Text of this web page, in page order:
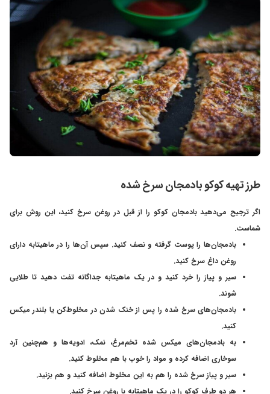
طرز تهیه کوکو بادمجان سرخ شده
اگر ترجیح می‌دهید بادمجان کوکو را از قبل در روغن سرخ کنید، این روش برای
شماست.
بادمجان‌ها را پوست گرفته و نصف کنید. سپس‌ آن‌ها را در ماهیتابه دارای
روغن داغ سرخ کنید.
سیر و پیاز را خرد کنید و در یک ماهیتابه جداگانه تفت دهید تا طلایی
شوند.
بادمجان‌های سرخ شده را پس از خنک شدن در مخلوط‌کن یا بلندر میکس
کنید.
به بادمجان‌های میکس شده تخم‌مرغ، نمک، ادویه‌ها و هم‌چنین آرد
سوخاری اضافه کرده و مواد را خوب با هم مخلوط کنید.
سیر و پیاز سرخ شده را هم به این مخلوط اضافه کنید و هم بزنید.
هر دو طرف کوکو را در یک ماهیتابه با روغن سرخ کنید.